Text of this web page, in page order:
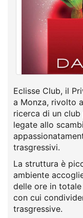
Eclisse Club, il
a Monza, rivolto
ricerca di un
legate allo
trasgressivi.
La struttura è
ambiente
delle ore in
con cui
trasgressive.